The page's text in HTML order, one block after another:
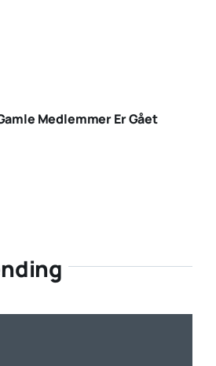
Medlemmer Er Gået